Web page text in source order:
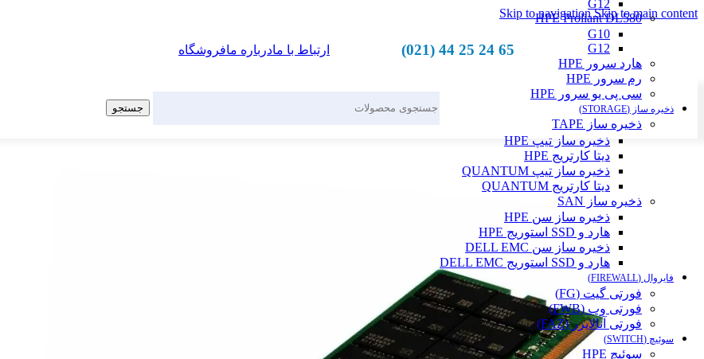
Skip to navigationSkip to main content
65 24 25 44 (021) ارتباط با مادرباره مافروشگاه
G12
HPE Proliant DL580
G10
G12
هارد سرور HPE
رم سرور HPE
سی پی یو سرور HPE
ذخیره ساز (STORAGE)
ذخیره ساز TAPE
ذخیره ساز تیپ HPE
دیتا کارتریج HPE
ذخیره ساز تیپ QUANTUM
دیتا کارتریج QUANTUM
ذخیره ساز SAN
ذخیره ساز سن HPE
هارد و SSD استوریج HPE
ذخیره ساز سن DELL EMC
هارد و SSD استوریج DELL EMC
فایروال (FIREWALL)
فورتی گیت (FG)
فورتی وب (FWB)
فورتی آنالایزر (FAZ)
سوئیچ (SWITCH)
سوئیچ HPE
جستجو